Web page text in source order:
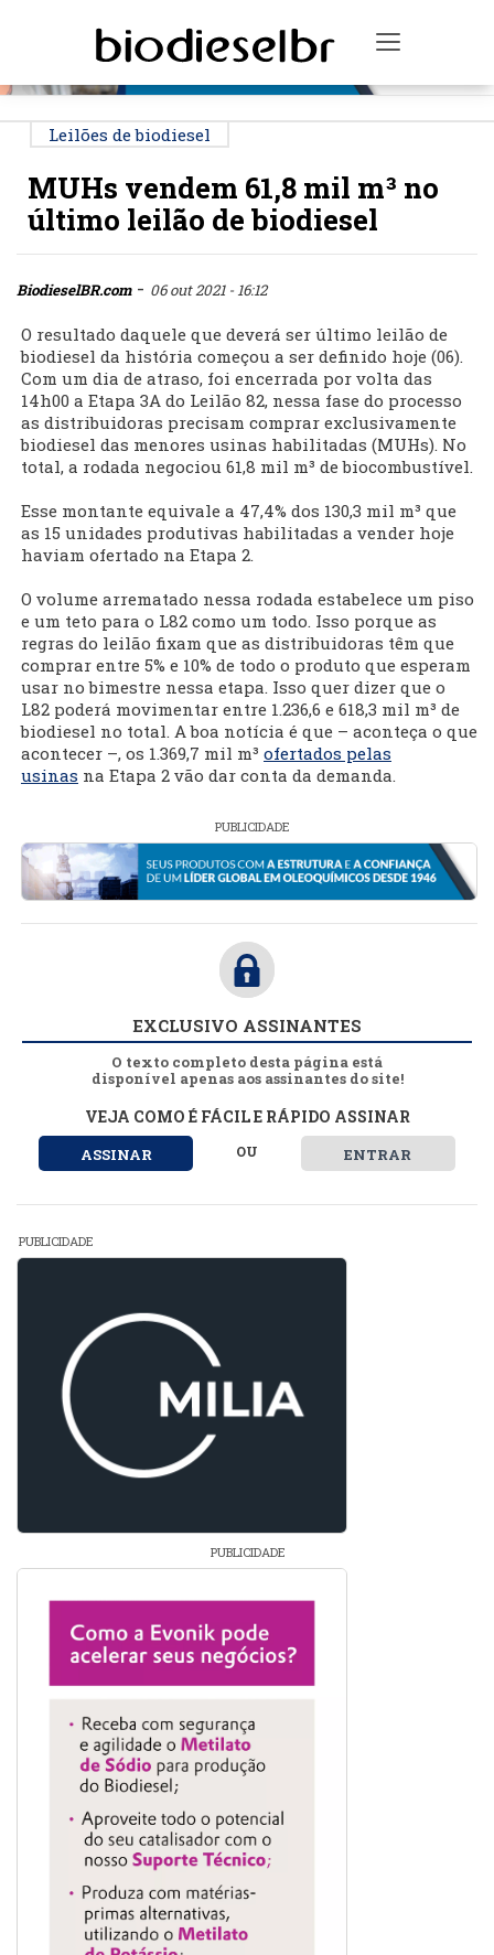
Toggle
Leilões de biodiesel
MUHs vendem 61,8 mil m³ no
último leilão de biodiesel
BiodieselBR.com- 06 out 2021 - 16:12
O resultado daquele que deverá ser último leilão de
biodiesel da história começou a ser definido hoje (06).
Com um dia de atraso, foi encerrada por volta das
14h00 a Etapa 3A do Leilão 82, nessa fase do processo
as distribuidoras precisam comprar exclusivamente
biodiesel das menores usinas habilitadas (MUHs). No
total, a rodada negociou 61,8 mil m³ de biocombustível.
Esse montante equivale a 47,4% dos 130,3 mil m³ que
as 15 unidades produtivas habilitadas a vender hoje
haviam ofertado na Etapa 2.
O volume arrematado nessa rodada estabelece um piso
e um teto para o L82 como um todo. Isso porque as
regras do leilão fixam que as distribuidoras têm que
comprar entre 5% e 10% de todo o produto que esperam
usar no bimestre nessa etapa. Isso quer dizer que o
L82 poderá movimentar entre 1.236,6 e 618,3 mil m³ de
biodiesel no total. A boa notícia é que – aconteça o que
acontecer –, os 1.369,7 mil m³ ofertados pelas
usinas na Etapa 2 vão dar conta da demanda.
PUBLICIDADE
EXCLUSIVO ASSINANTES
O texto completo desta página está
disponível apenas aos assinantes do site!
VEJA COMO É FÁCIL E RÁPIDO ASSINAR
ASSINAR OU ENTRAR
PUBLICIDADE
PUBLICIDADE